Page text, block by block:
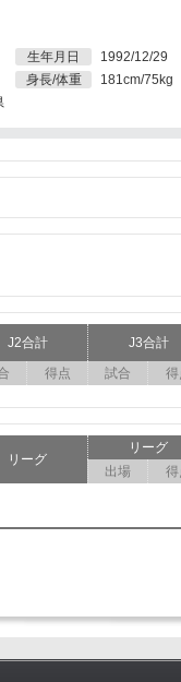
生年月日
1992/12/29
身長/体重
181cm/75kg
J2合計
J3合計
得点 試合 得
リーグ
リーグ
出場
得